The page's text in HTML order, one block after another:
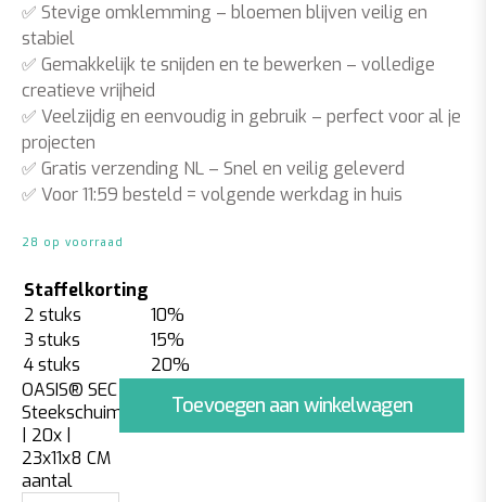
✅ Stevige omklemming – bloemen blijven veilig en
stabiel
✅ Gemakkelijk te snijden en te bewerken – volledige
creatieve vrijheid
✅ Veelzijdig en eenvoudig in gebruik – perfect voor al je
projecten
✅ Gratis verzending NL – Snel en veilig geleverd
✅ Voor 11:59 besteld = volgende werkdag in huis
28 op voorraad
Staffelkorting
2 stuks
10%
3 stuks
15%
4 stuks
20%
OASIS® SEC
Steekschuim
| 20x |
23x11x8 CM
aantal
Toevoegen aan winkelwagen